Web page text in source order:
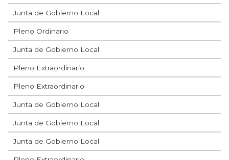
Junta de Gobierno Local
Pleno Ordinario
Junta de Gobierno Local
Pleno Extraordinario
Pleno Extraordinario
Junta de Gobierno Local
Junta de Gobierno Local
Junta de Gobierno Local